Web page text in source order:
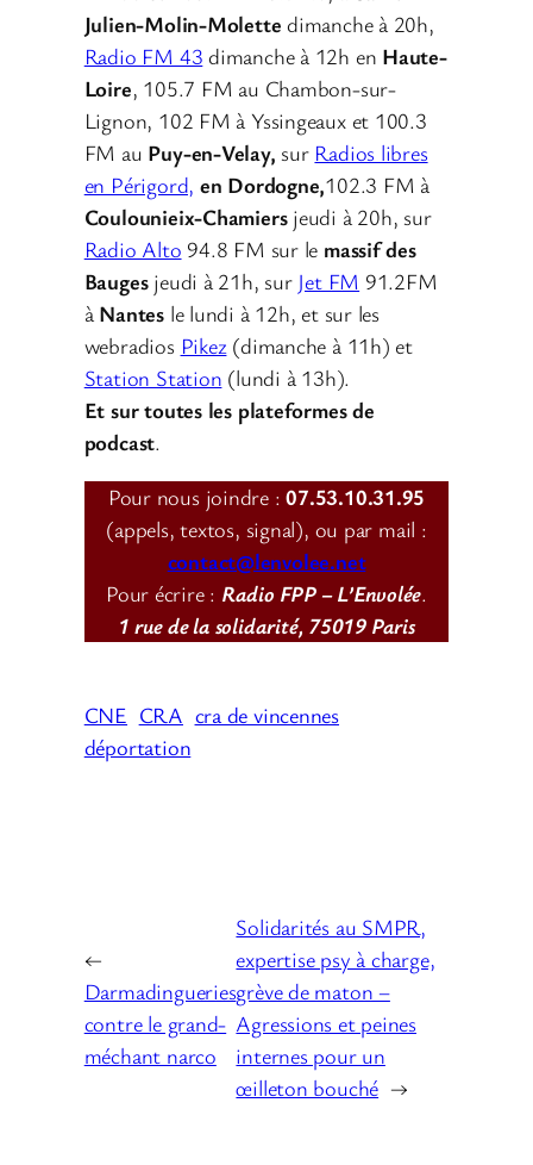
Julien-Molin-Molette dimanche à 20h,
Radio FM 43 dimanche à 12h en Haute-
Loire, 105.7 FM au Chambon-sur-
Lignon, 102 FM à Yssingeaux et 100.3
FM au Puy-en-Velay, sur Radios libres
en Périgord, en Dordogne,102.3 FM à
Coulounieix-Chamiers jeudi à 20h, sur
Radio Alto 94.8 FM sur le massif des
Bauges jeudi à 21h, sur Jet FM 91.2FM
à Nantesle lundi à 12h, et sur les
webradios Pikez(dimanche à 11h) et
Station Station (lundi à 13h).
Et sur toutes les plateformes de
podcast.
Pour nous joindre : 07.53.10.31.95
(appels, textos, signal), ou par mail :
contact@lenvolee.net
Pour écrire : Radio FPP – L’Envolée.
1 rue de la solidarité, 75019 Paris
CNE CRA cra de vincennes
déportation
←
Darmadingueries
contre le grand-
méchant narco
Solidarités au SMPR,
expertise psy à charge,
grève de maton –
Agressions et peines
internes pour un
œilleton bouché →